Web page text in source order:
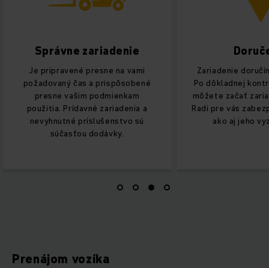
Správne zariadenie
Je pripravené presne na vami
požadovaný čas a prispôsobené
presne vašim podmienkam
použitia. Prídavné zariadenia a
nevyhnutné príslušenstvo sú
súčasťou dodávky.
Zariadenie
Po dôkladnej
môžete začať
Radi pre vás
ako aj jeho
Prenájom vozíka